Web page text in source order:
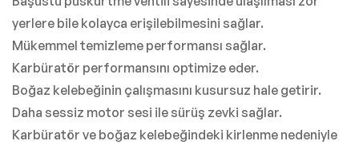
yerlere bile kolayca erişilebilmesini sağlar.
Mükemmel temizleme performansı sağlar.
Karbüratör performansını optimize eder.
Boğaz kelebeğinin çalışmasını kusursuz hale getirir.
Daha sessiz motor sesi ile sürüş zevki sağlar.
Karbüratör ve boğaz kelebeğindeki kirlenme nedeniyle